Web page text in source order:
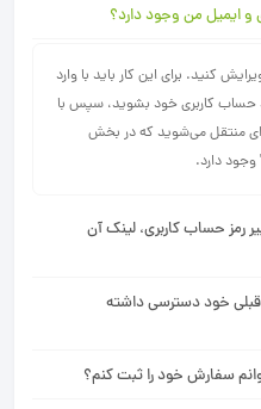
و ایمیل من وجود دارد؟
کنید. برای این کار باید با وارد
حساب کاربری خود بشوید، سپس با
منتقل می‏‌شوید که در بخش
وجود دارد.
رمز حساب کاربری، لینک آن
قبلی خود دسترسی داشته
سفارش خود را ثبت کنم؟